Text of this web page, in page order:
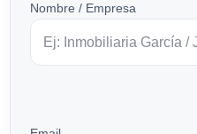
Nombre / Empresa